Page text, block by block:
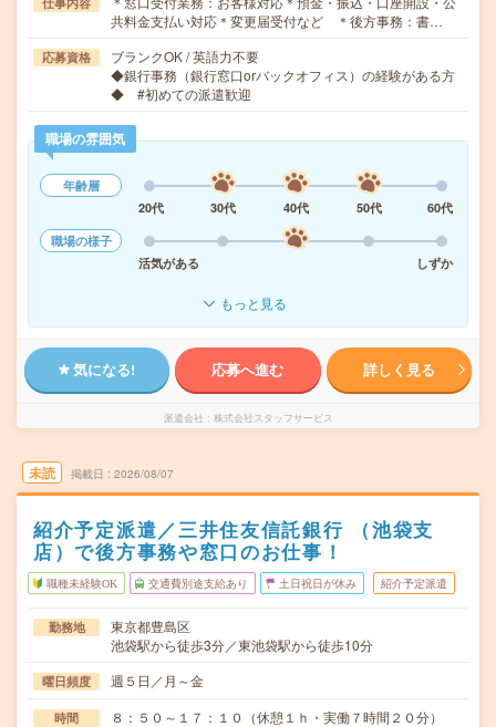
共料金支払い対応＊変更届受付など ＊後方事務：書…
応募資格
ブランクOK / 英語力不要
◆銀行事務（銀行窓口orバックオフィス）の経験がある方
◆ #初めての派遣歓迎
職場の雰囲気
年齢層
20代
30代 40代 50代
60代
職場の様子
活気がある
しずか
もっと見る
気になる! 応募へ進む 詳しく見る
派遣会社 株式会社スタッフサービス
未読 掲載日 2026/08/07
紹介予定派遣／三井住友信託銀行 （池袋支
店）で後方事務や窓口のお仕事！
職種未経験OK 交通費別途支給あり 土日祝日が休み 紹介予定派遣
勤務地
東京都豊島区
池袋駅から徒歩3分／東池袋駅から徒歩10分
曜日頻度 週５日／月～金
時間 ８：５０～１７：１０（休憩１ｈ・実働７時間２０分）